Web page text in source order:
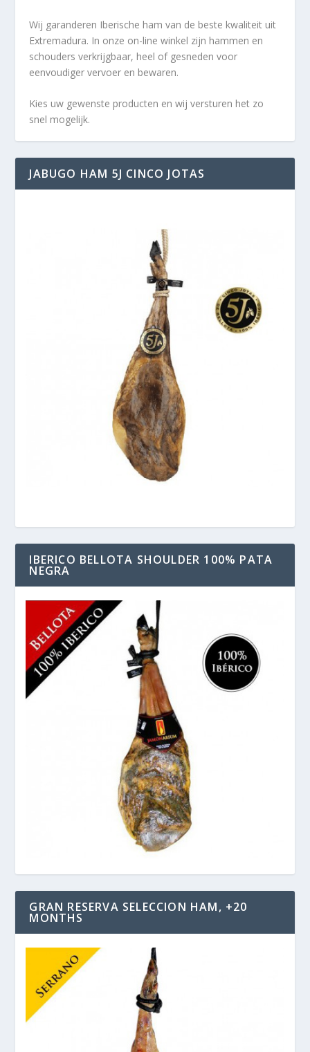
Wij garanderen Iberische ham van de beste kwaliteit uit
Extremadura. In onze on-line winkel zijn hammen en
schouders verkrijgbaar, heel of gesneden voor
eenvoudiger vervoer en bewaren.
Kies uw gewenste producten en wij versturen het zo
snel mogelijk.
JABUGO HAM 5J CINCO JOTAS
IBERICO BELLOTA SHOULDER 100% PATA
NEGRA
GRAN RESERVA SELECCION HAM, +20
MONTHS